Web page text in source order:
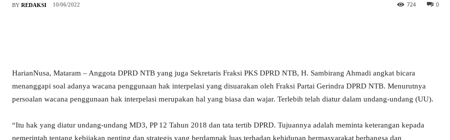
BY REDAKSI 10/06/2022 0
724
HarianNusa, Mataram – Anggota DPRD NTB yang juga Sekretaris Fraksi PKS DPRD NTB, H. Sambirang Ahmadi angkat bicara
menanggapi soal adanya wacana penggunaan hak interpelasi yang disuarakan oleh Fraksi Partai Gerindra DPRD NTB. Menurutnya
persoalan wacana penggunaan hak interpelasi merupakan hal yang biasa dan wajar. Terlebih telah diatur dalam undang-undang (UU).
“Itu hak yang diatur undang-undang MD3, PP 12 Tahun 2018 dan tata tertib DPRD. Tujuannya adalah meminta keterangan kepada
pemerintah tentang kebijakan penting dan strategis yang berdampak luas terhadap kehidupan bermasyarakat berbangsa dan